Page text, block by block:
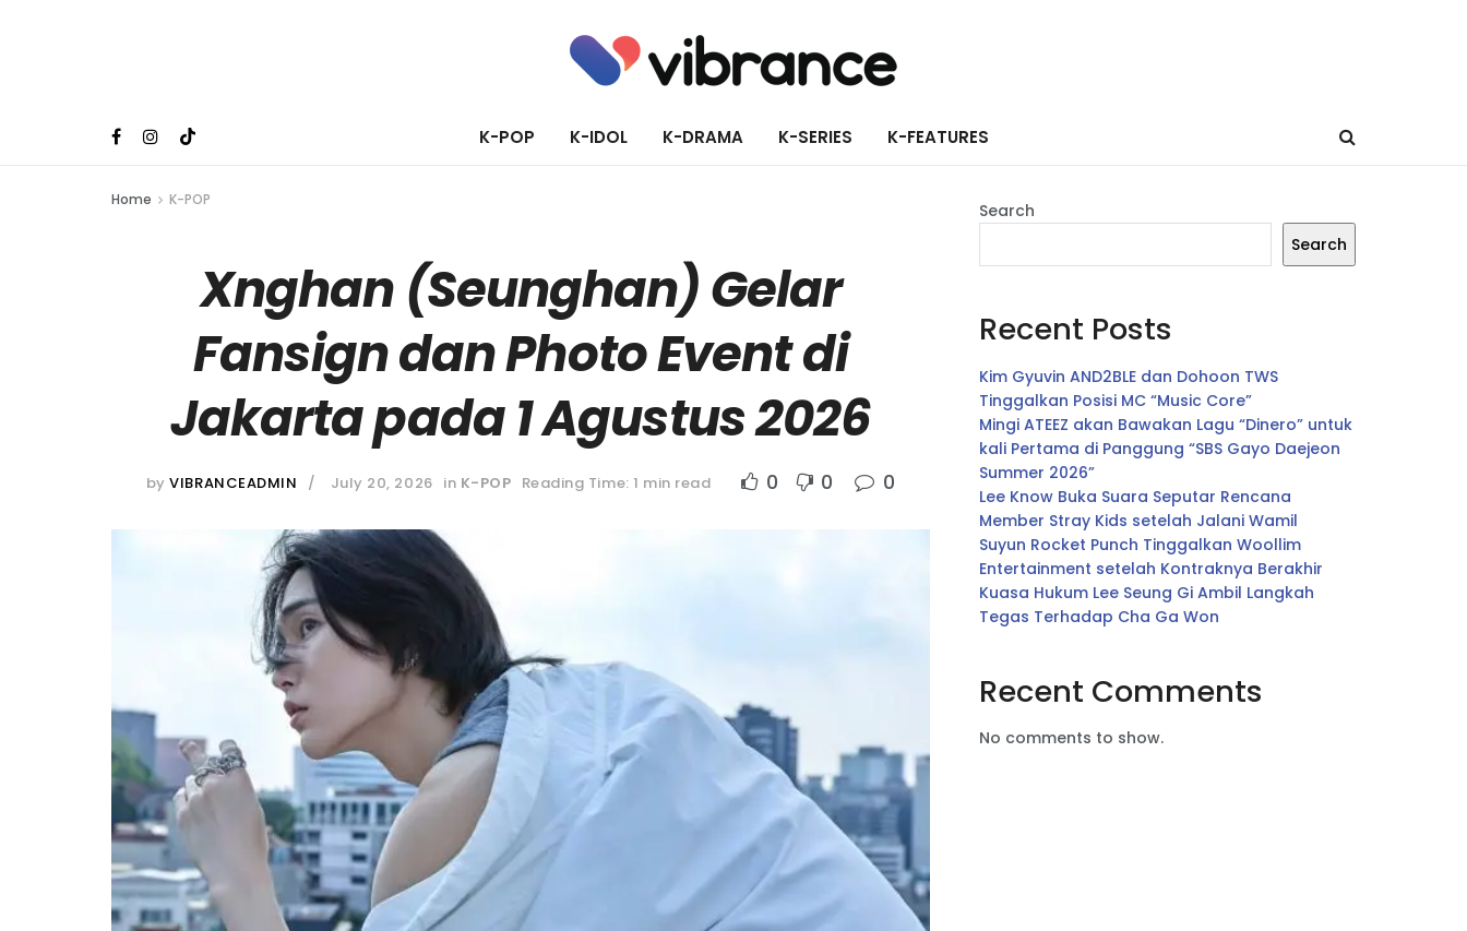
K-POP K-IDOL K-DRAMA K-SERIES K-FEATURES
Home K-POP
Xnghan (Seunghan) Gelar
Fansign dan Photo Event di
Jakarta pada 1 Agustus 2026
by VIBRANCEADMIN July 20, 2026 in K-POP Reading Time: 1 min read 0 0 0
Search
Search
Recent Posts
Kim Gyuvin AND2BLE dan Dohoon TWS
Tinggalkan Posisi MC “Music Core”
Mingi ATEEZ akan Bawakan Lagu “Dinero” untuk
kali Pertama di Panggung “SBS Gayo Daejeon
Summer 2026”
Lee Know Buka Suara Seputar Rencana
Member Stray Kids setelah Jalani Wamil
Suyun Rocket Punch Tinggalkan Woollim
Entertainment setelah Kontraknya Berakhir
Kuasa Hukum Lee Seung Gi Ambil Langkah
Tegas Terhadap Cha Ga Won
Recent Comments
No comments to show.